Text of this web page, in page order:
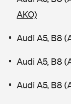
AKO)
Audi A5, B8
Audi A5, B8
Audi A5, B8